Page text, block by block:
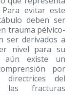
evitar este
deben ser
trauma pélvico-
ser derivados a
nivel para su
aún existe un
por
del
las fracturas